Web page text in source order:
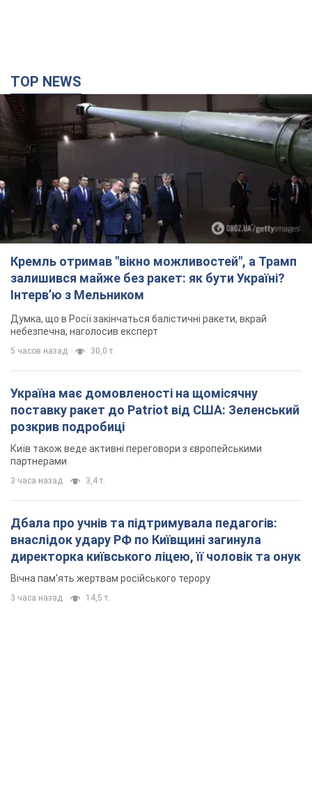
TOP NEWS
Кремль отримав "вікно можливостей", а Трамп
залишився майже без ракет: як бути Україні?
Інтерв’ю з Мельником
Думка, що в Росії закінчаться балістичні ракети, вкрай
небезпечна, наголосив експерт
5 часов назад 30,0 т.
Україна має домовленості на щомісячну
поставку ракет до Patriot від США: Зеленський
розкрив подробиці
Київ також веде активні переговори з європейськими
партнерами
3 часа назад 3,4 т.
Дбала про учнів та підтримувала педагогів:
внаслідок удару РФ по Київщині загинула
директорка київського ліцею, її чоловік та онук
Вічна пам'ять жертвам російського терору
3 часа назад 14,5 т.